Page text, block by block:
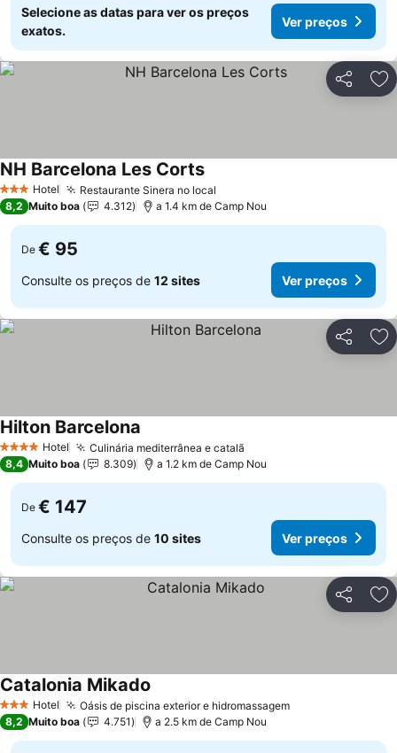
Selecione as datas para ver os preços
exatos.
Ver preços
Partilhar
3 EstrelasHotel Restaurante Sinera no local
NH Barcelona Les Corts
8,2 Muito boa 4.312 a 1.4 km de Camp Nou
De € 95
Consulte os preços de 12 sites Ver preços
Partilhar
4 EstrelasHotel Culinária mediterrânea e catalã
Hilton Barcelona
8,4 Muito boa 8.309 a 1.2 km de Camp Nou
De € 147
Consulte os preços de 10 sites Ver preços
Partilhar
3 EstrelasHotel Oásis de piscina exterior e hidromassagem
Catalonia Mikado
8,2 Muito boa 4.751 a 2.5 km de Camp Nou